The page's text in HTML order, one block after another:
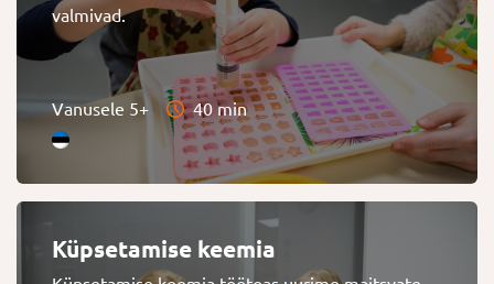
valmivad.
Vanusele 5+ 40 min
Küpsetamise keemia